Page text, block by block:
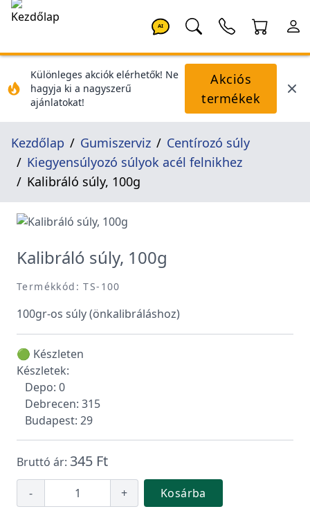
AI
Különleges akciók elérhetők! Ne
hagyja ki a nagyszerű
ajánlatokat!
Akciós
termékek
Kezdőlap Gumiszerviz
Centírozó súly
Kiegyensúlyozó súlyok acél felnikhez
Kalibráló súly, 100g
Kalibráló súly, 100g
Termékkód: TS-100
100gr-os súly (önkalibráláshoz)
🟢 Készleten
Készletek:
Depo: 0
Debrecen: 315
Budapest: 29
Bruttó ár: 345 Ft
- + Kosárba